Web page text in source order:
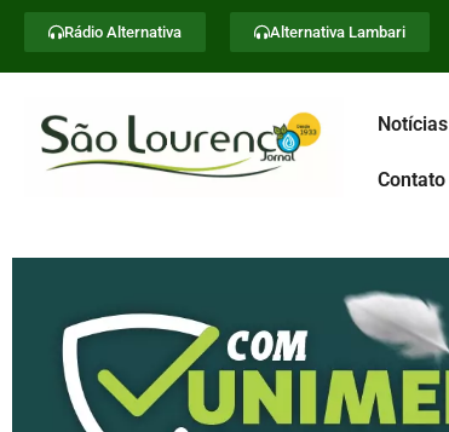
Rádio Alternativa Alternativa Lambari
Notícias
Contato